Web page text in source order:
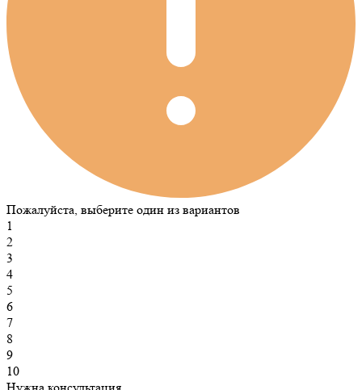
Пожалуйста, выберите один из вариантов
1
2
3
4
5
6
7
8
9
10